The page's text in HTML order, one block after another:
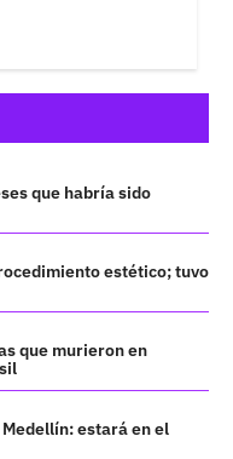
que habría sido
estético; tuvo
que murieron en
estará en el